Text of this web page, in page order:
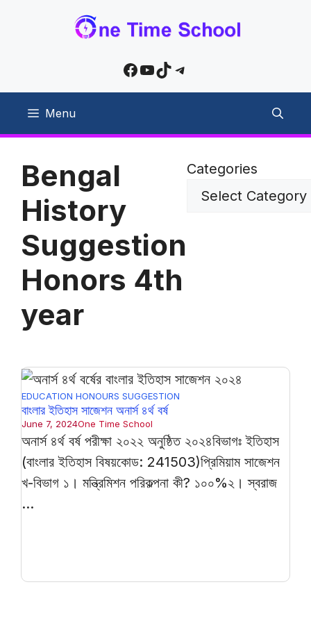
Facebook
YouTube
TikTokTelegram
Menu
Bengal
History
Suggestion
Honors 4th
year
Categories
EDUCATION HONOURS SUGGESTION
বাংলার ইতিহাস সাজেশন অনার্স ৪র্থ বর্ষ
June 7, 2024One Time School
অনার্স ৪র্থ বর্ষ পরীক্ষা ২০২২ অনুষ্ঠিত ২০২৪বিভাগঃ ইতিহাস
(বাংলার ইতিহাস বিষয়কোড: 241503)প্রিমিয়াম সাজেশন
খ-বিভাগ ১। মন্ত্রিমিশন পরিকল্পনা কী? ১০০%২। স্বরাজ
...